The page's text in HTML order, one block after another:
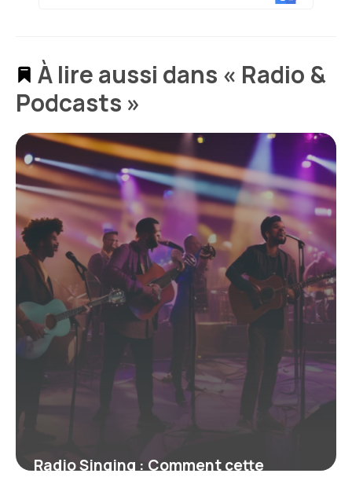
À lire aussi dans « Radio &
Podcasts »
Radio Singing : Comment cette